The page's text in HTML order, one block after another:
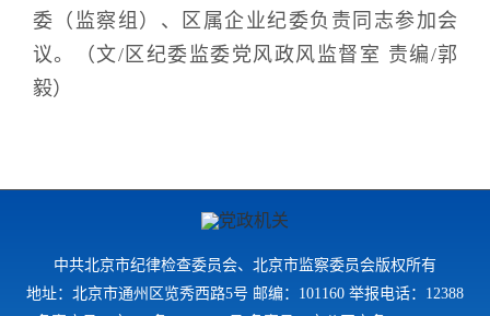
委（监察组）、区属企业纪委负责同志参加会
议。
（文/区纪委监委党风政风监督室 责编/郭
毅）
中共北京市纪律检查委员会、北京市监察委员会版权所有
地址：北京市通州区览秀西路5号 邮编：101160 举报电话：12388